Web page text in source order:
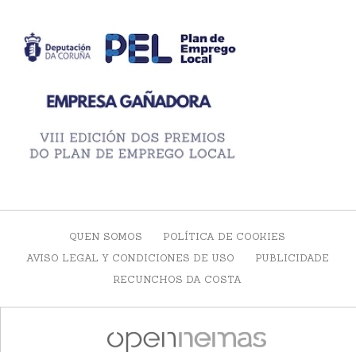
QUEN SOMOS
POLÍTICA DE COOKIES
AVISO LEGAL Y CONDICIONES DE USO
PUBLICIDADE
RECUNCHOS DA COSTA